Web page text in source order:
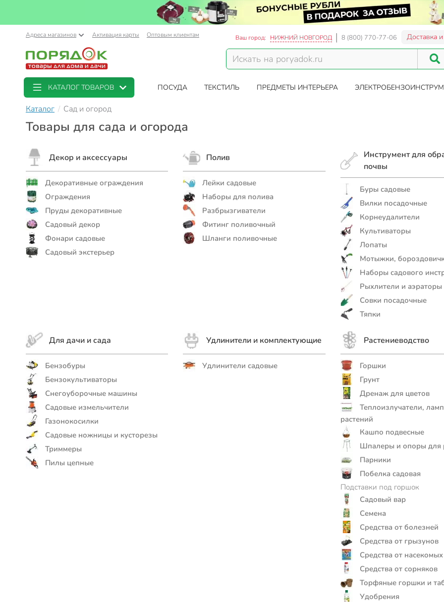
Адреса магазинов Активация карты Оптовым клиентам Ваш город: НИЖНИЙ НОВГОРОД 8 (800) 770-77-06 Доставка
КАТАЛОГ ТОВАРОВ ПОСУДА ТЕКСТИЛЬ ПРЕДМЕТЫ ИНТЕРЬЕРА
Каталог Сад и огород
Товары для сада и огорода
Декор и аксессуары
Декоративные ограждения
Ограждения
Пруды декоративные
Садовый декор
Фонари садовые
Садовый экстерьер
Полив
Лейки садовые
Наборы для полива
Разбрызгиватели
Фитинг поливочный
Шланги поливочные
Инструмент для
почвы
Буры садовые
Вилки посадочные
Корнеудалители
Культиваторы
Лопаты
Мотыжки,
Наборы садового
Рыхлители и аэраторы
Совки посадочные
Тяпки
Для дачи и сада
Бензобуры
Бензокультиваторы
Снегоуборочные машины
Садовые измельчители
Газонокосилки
Садовые ножницы и кусторезы
Триммеры
Пилы цепные
Удлинители и комплектующие
Удлинители садовые
Растениеводство
Горшки
Грунт
Дренаж для цветов
Теплоизлучатели,
растений
Кашпо подвесные
Шпалеры и опоры для
Парники
Побелка садовая
Подставки под горшок
Садовый вар
Семена
Средства от болезней
Средства от грызунов
Средства от насекомых
Средства от сорняков
Торфяные горшки и
Удобрения